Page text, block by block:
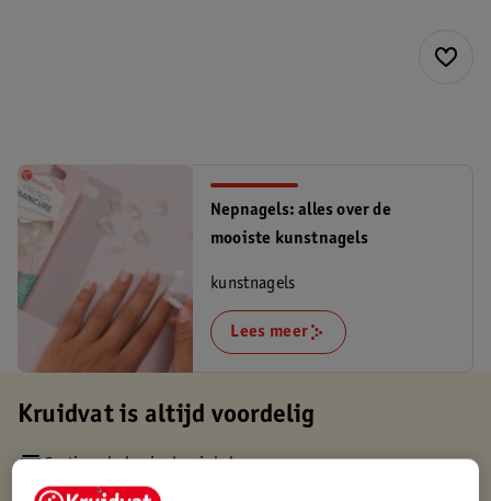
Nepnagels: alles over de
mooiste kunstnagels
kunstnagels
Lees meer
Kruidvat is altijd voordelig
Gratis ophalen in de winkel
Op werkdagen voor 22:00 uur besteld, volgende dag in huis